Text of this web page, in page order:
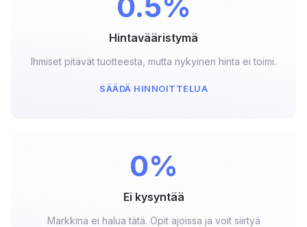
Hintavääristymä
Ihmiset pitävät tuotteesta, mutta nykyinen hinta ei toimi.
SÄÄDÄ HINNOITTELUA
0%
Ei kysyntää
Markkina ei halua tätä. Opit ajoissa ja voit siirtyä